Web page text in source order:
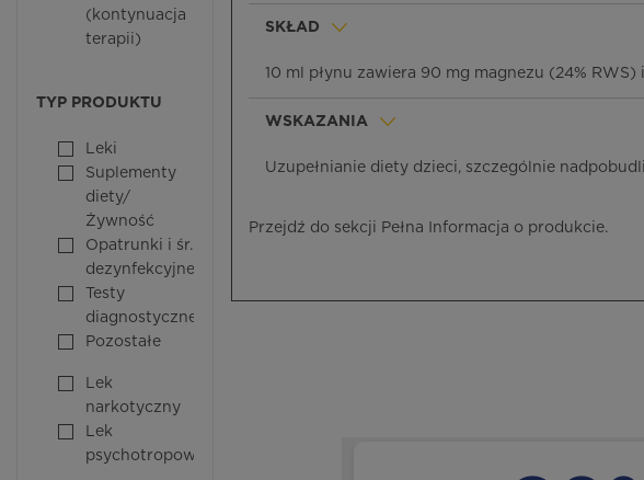
(kontynuacja
terapii)
TYP PRODUKTU
Leki
Suplementy
diety/
Żywność
Opatrunki i śr.
dezynfekcyjne
Testy
diagnostyczne
Pozostałe
Lek
narkotyczny
Lek
psychotropowy
SKŁAD
10 ml płynu zawiera 90 mg magnezu (24%
WSKAZANIA
Uzupełnianie diety dzieci, szczególnie
Przejdź do sekcji Pełna Informacja o produkcie.